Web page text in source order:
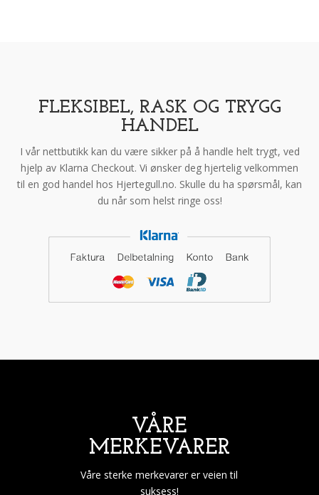
FLEKSIBEL, RASK OG TRYGG
HANDEL
I vår nettbutikk kan du være sikker på å handle helt trygt, ved
hjelp av Klarna Checkout. Vi ønsker deg hjertelig velkommen
til en god handel hos Hjertegull.no. Skulle du ha spørsmål, kan
du når som helst ringe oss!
VÅRE
MERKEVARER
Våre sterke merkevarer er veien til
suksess!